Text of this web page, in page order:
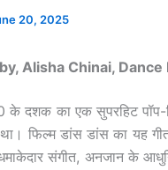
20, 2025
Alisha Chinai, Dance
दशक का एक सुपरहिट पॉप-
फिल्म डांस डांस का यह
धमाकेदार संगीत, अनजान के